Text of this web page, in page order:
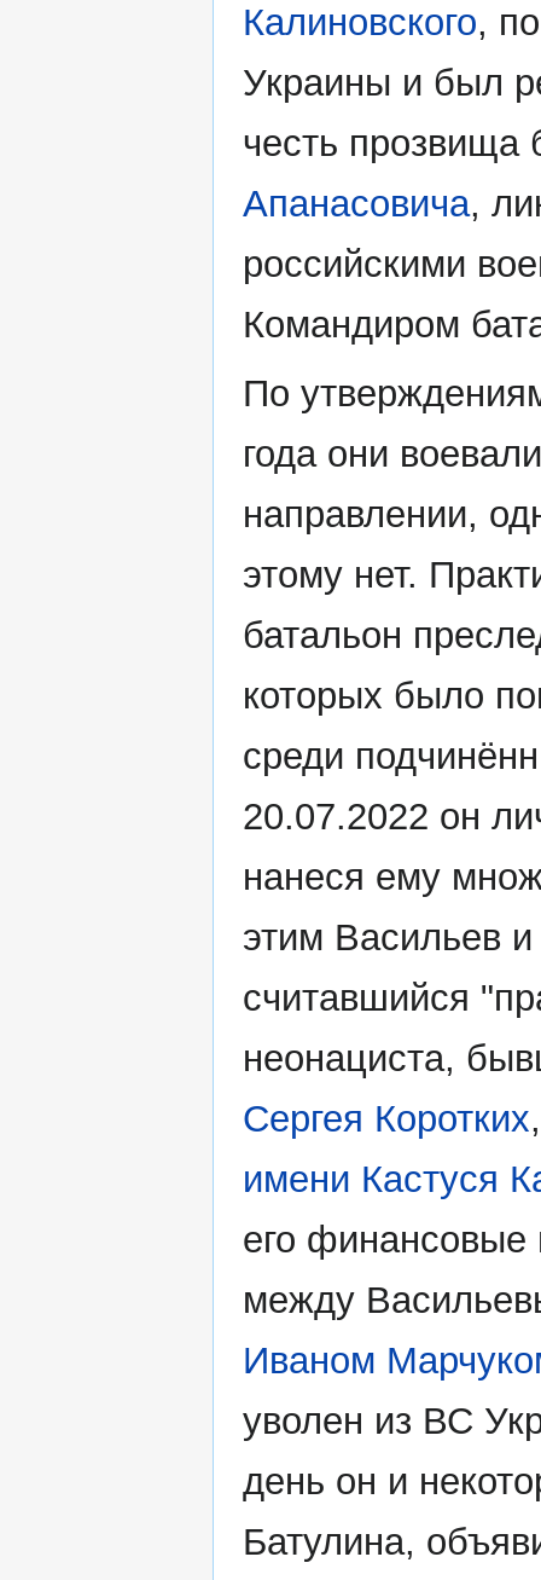
Калиновского,
Украины и был
честь прозвища
Апанасовича,
российскими
Командиром
По
года они
направлении,
этому нет.
батальон
которых было
среди
20.07.2022 он
нанеся ему
этим Васильев
считавшийся
неонациста,
Сергея Коротких
имени Кастуся
его финансовые
между
Иваном
уволен из ВС
день он и
Батулина,